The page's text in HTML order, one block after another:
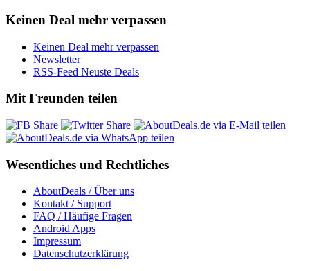
Keinen Deal mehr verpassen
Keinen Deal mehr verpassen
Newsletter
RSS-Feed Neuste Deals
Mit Freunden teilen
Wesentliches und Rechtliches
AboutDeals / Über uns
Kontakt / Support
FAQ / Häufige Fragen
Android Apps
Impressum
Datenschutzerklärung